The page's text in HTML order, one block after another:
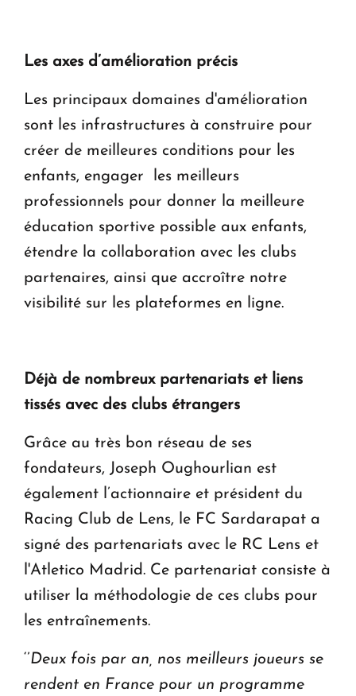
Les axes d’amélioration précis
Les principaux domaines d'amélioration
sont les infrastructures à construire pour
créer de meilleures conditions pour les
enfants, engager les meilleurs
professionnels pour donner la meilleure
éducation sportive possible aux enfants,
étendre la collaboration avec les clubs
partenaires, ainsi que accroître notre
visibilité sur les plateformes en ligne.
Déjà de nombreux partenariats et liens
tissés avec des clubs étrangers
Grâce au très bon réseau de ses
fondateurs, Joseph Oughourlian est
également l’actionnaire et président du
Racing Club de Lens, le FC Sardarapat a
signé des partenariats avec le RC Lens et
l'Atletico Madrid. Ce partenariat consiste à
utiliser la méthodologie de ces clubs pour
les entraînements.
‘’Deux fois par an, nos meilleurs joueurs se
rendent en France pour un programme